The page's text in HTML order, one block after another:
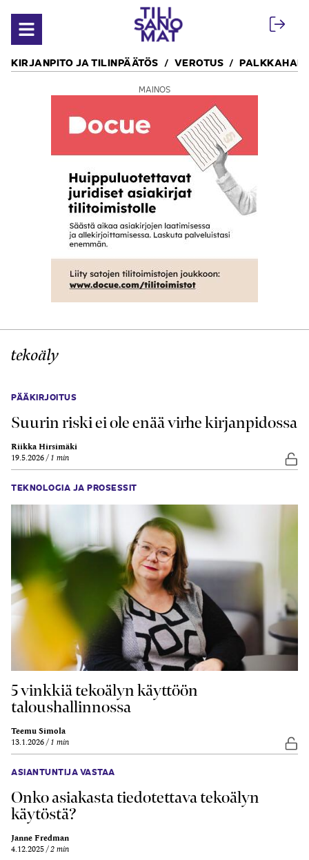
Avaa valikko
KIRJANPITO JA TILINPÄÄTÖS VEROTUS
MAINOS
tekoäly
PÄÄKIRJOITUS
Suurin riski ei ole enää virhe kirjanpidossa
Riikka Hirsimäki
19.5.2026 1 min
TEKNOLOGIA JA PROSESSIT
5 vinkkiä tekoälyn käyttöön
taloushallinnossa
Teemu Simola
13.1.2026 1 min
ASIANTUNTIJA VASTAA
Onko asiakasta tiedotettava tekoälyn
käytöstä?
Janne Fredman
4.12.2025 2 min